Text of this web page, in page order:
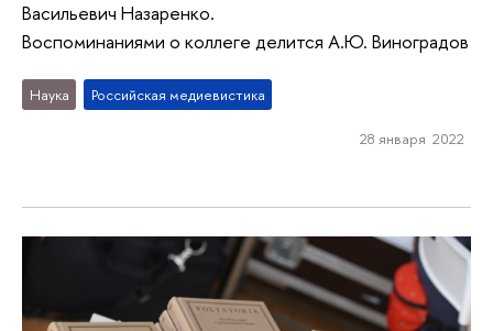
Васильевич Назаренко.
Воспоминаниями о коллеге делится А.Ю. Виноградов
Наука Российская медиевистика
28 января 2022